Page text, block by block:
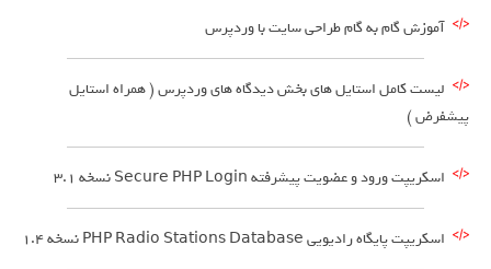
آموزش گام به گام طراحی سایت با وردپرس
لیست کامل استایل های بخش دیدگاه های وردپرس ( همراه استایل
پیشفرض )
اسکریپت ورود و عضویت پیشرفته Secure PHP Login نسخه 3.1
اسکریپت پایگاه رادیویی PHP Radio Stations Database نسخه 1.4